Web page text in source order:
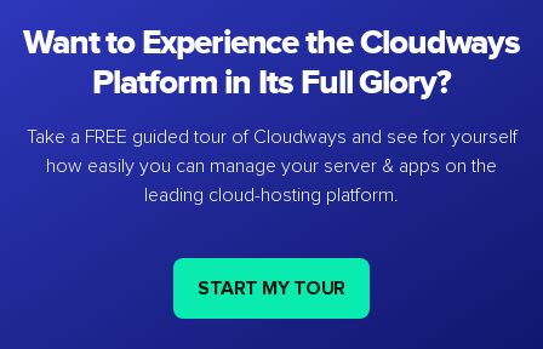
Want to Experience the Cloudways
Platform in Its Full Glory?
Take a FREE guided tour of Cloudways and see for yourself
how easily you can manage your server & apps on the
leading cloud-hosting platform.
START MY TOUR